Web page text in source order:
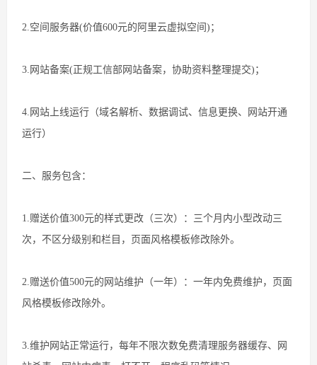
2.空间服务器(价值600元的阿里云虚拟空间)；
3.网站备案(正规工信部网站备案，协助资料整理提交)；
4.网站上线运行（域名解析、数据调试、信息更换、网站开通
运行）
二、服务包含：
1.赠送价值300元的样式更改（三次）：三个月内小型改动三
次，不区分级别和栏目，页面风格模板修改除外。
2.赠送价值500元的网站维护（一年）：一年内免费维护，页面
风格模板修改除外。
3.维护网站正常运行，每年不限次数免费清理服务器缓存、网